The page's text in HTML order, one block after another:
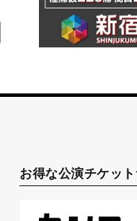
お得な公演チケッ